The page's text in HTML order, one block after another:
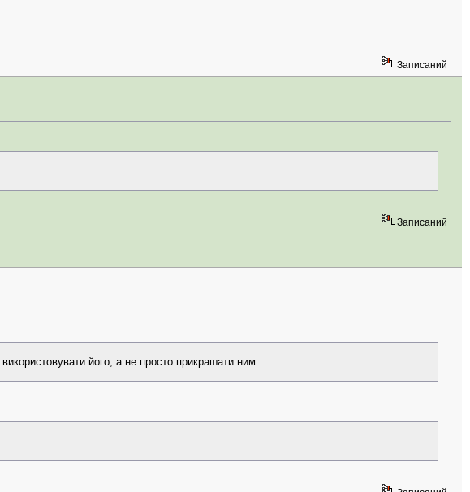
Записаний
Записаний
його, а не просто прикрашати ним